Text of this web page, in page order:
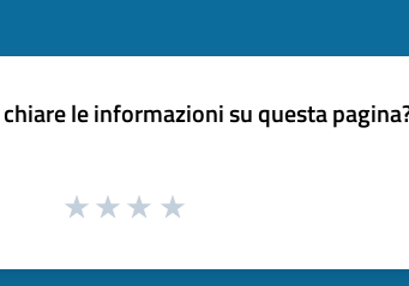
le informazioni su questa